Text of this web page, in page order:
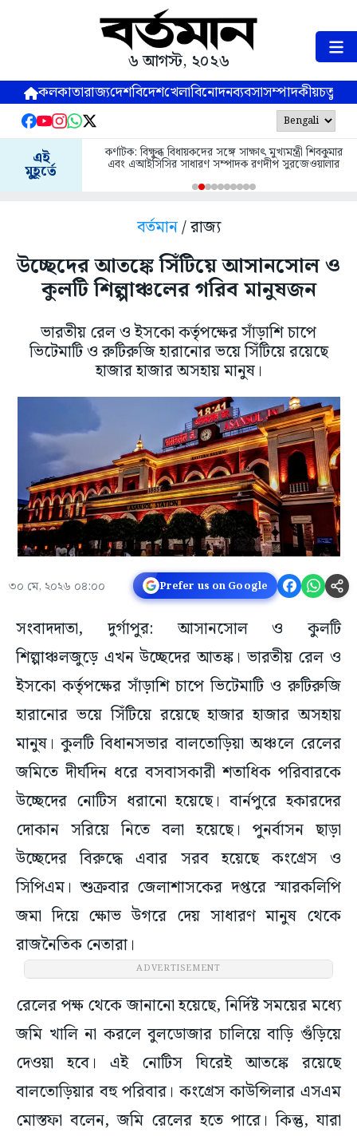
৬ আগস্ট, ২০২৬
কলকাতারাজ্যদেশবিদেশখেলাবিনোদনব্যবসাসম্পাদকীয়
এই
মুহূর্তে
কর্ণাটক: বিক্ষুব্ধ বিধায়কদের সঙ্গে সাক্ষাৎ মুখ্যমন্ত্রী শিবকুমার
এবং এআইসিসির সাধারণ সম্পাদক রণদীপ সুরজেওয়ালার
বর্তমান/ রাজ্য
উচ্ছেদের আতঙ্কে সিঁটিয়ে আসানসোল ও
কুলটি শিল্পাঞ্চলের গরিব মানুষজন
ভারতীয় রেল ও ইসকো কর্তৃপক্ষের সাঁড়াশি চাপে
ভিটেমাটি ও রুটিরুজি হারানোর ভয়ে সিঁটিয়ে রয়েছে
হাজার হাজার অসহায় মানুষ।
৩০ মে, ২০২৬ ০৪:০০ Prefer us on Google
সংবাদদাতা, দুর্গাপুর: আসানসোল ও কুলটি
শিল্পাঞ্চলজুড়ে এখন উচ্ছেদের আতঙ্ক। ভারতীয় রেল ও
ইসকো কর্তৃপক্ষের সাঁড়াশি চাপে ভিটেমাটি ও রুটিরুজি
হারানোর ভয়ে সিঁটিয়ে রয়েছে হাজার হাজার অসহায়
মানুষ। কুলটি বিধানসভার বালতোড়িয়া অঞ্চলে রেলের
জমিতে দীর্ঘদিন ধরে বসবাসকারী শতাধিক পরিবারকে
উচ্ছেদের নোটিস ধরানো হয়েছে। বার্নপুরে হকারদের
দোকান সরিয়ে নিতে বলা হয়েছে। পুনর্বাসন ছাড়া
উচ্ছেদের বিরুদ্ধে এবার সরব হয়েছে কংগ্রেস ও
সিপিএম। শুক্রবার জেলাশাসকের দপ্তরে স্মারকলিপি
জমা দিয়ে ক্ষোভ উগরে দেয় সাধারণ মানুষ থেকে
রাজনৈতিক নেতারা।
ADVERTISEMENT
রেলের পক্ষ থেকে জানানো হয়েছে, নির্দিষ্ট সময়ের মধ্যে
জমি খালি না করলে বুলডোজার চালিয়ে বাড়ি গুঁড়িয়ে
দেওয়া হবে। এই নোটিস ঘিরেই আতঙ্কে রয়েছে
বালতোড়িয়ার বহু পরিবার। কংগ্রেস কাউন্সিলার এসএম
মোস্তফা বলেন, জমি রেলের হতে পারে। কিন্তু, যারা